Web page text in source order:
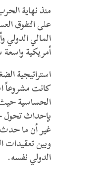
منذ نهاية
على التفوق
المالي
أمريكية
استراتيجية
كانت مشروعاً
الحساسية حيث
بإحداث تحول
غير أن ما حدث
وبين تعقيدات
الدولي نفسه.